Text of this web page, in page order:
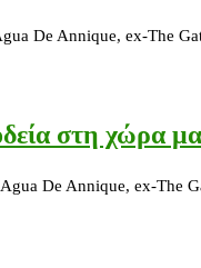
De Annique, ex-The
στη χώρα
De Annique, ex-The